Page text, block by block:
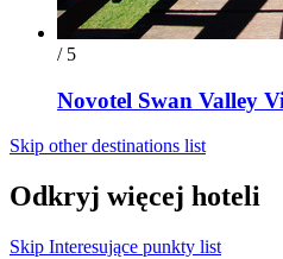
/ 5
Novotel Swan Valley
Skip other destinations list
Odkryj więcej hoteli
Skip Interesujące punkty list